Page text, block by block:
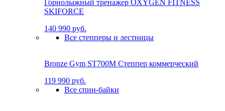
Горнолыжный тренажер OXYGEN FITNESS
SKIFORCE
140 990 руб.
Все степперы и лестницы
Bronze Gym ST700M Степпер коммерческий
119 990 руб.
Все спин-байки